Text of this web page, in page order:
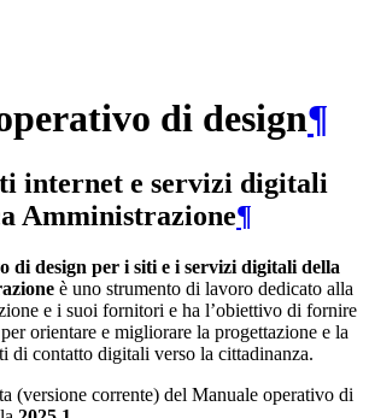
di design¶
internet e servizi digitali
Amministrazione¶
di design per i siti e i servizi digitali della
è uno strumento di lavoro dedicato alla
e i suoi fornitori e ha l’obiettivo di fornire
orientare e migliorare la progettazione e la
di contatto digitali verso la cittadinanza.
(versione corrente) del Manuale operativo di